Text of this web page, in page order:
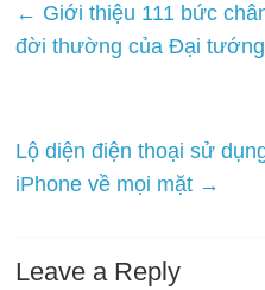
← Giới thiệu 111 bức
đời thường của Đại
Lộ diện điện thoại sử
iPhone về mọi mặt →
Leave a Reply